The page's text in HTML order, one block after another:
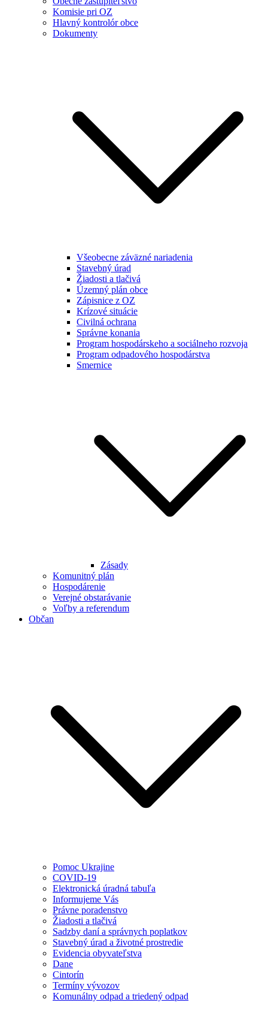
Komisie pri OZ
Hlavný kontrolór obce
Dokumenty
Všeobecne záväzné nariadenia
Stavebný úrad
Žiadosti a tlačivá
Územný plán obce
Zápisnice z OZ
Krízové situácie
Civilná ochrana
Správne konania
Program hospodárskeho a sociálneho rozvoja
Program odpadového hospodárstva
Smernice
Zásady
Komunitný plán
Hospodárenie
Verejné obstarávanie
Voľby a referendum
Občan
Pomoc Ukrajine
COVID-19
Elektronická úradná tabuľa
Informujeme Vás
Právne poradenstvo
Žiadosti a tlačivá
Sadzby daní a správnych poplatkov
Stavebný úrad a životné prostredie
Evidencia obyvateľstva
Dane
Cintorín
Termíny vývozov
Komunálny odpad a triedený odpad